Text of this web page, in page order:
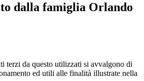
dalla famiglia Orlando
terzi da questo utilizzati si avvalgono di
ed utili alle finalità illustrate nella